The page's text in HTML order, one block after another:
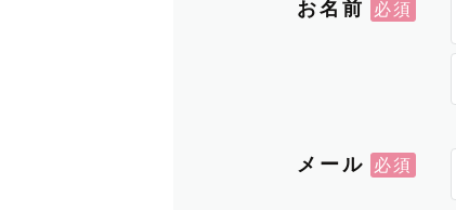
お名前
メール